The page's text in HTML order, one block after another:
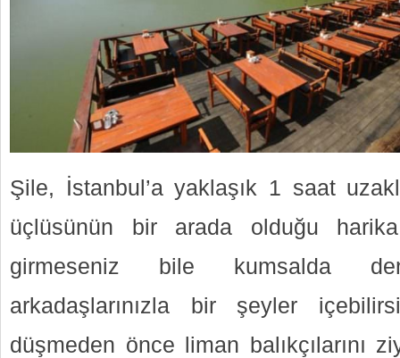
Şile, İstanbul’a yaklaşık 1 saat
üçlüsünün bir arada olduğu
girmeseniz bile kumsalda
arkadaşlarınızla bir şeyler
düşmeden önce liman balıkçılarını